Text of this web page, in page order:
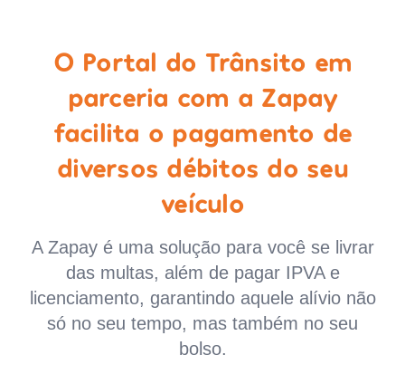
O Portal do Trânsito em
parceria com a Zapay
facilita o pagamento de
diversos débitos do seu
veículo
A Zapay é uma solução para você se livrar
das multas, além de pagar IPVA e
licenciamento, garantindo aquele alívio não
só no seu tempo, mas também no seu
bolso.